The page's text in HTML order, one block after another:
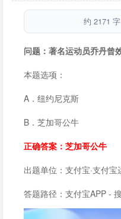
约 2171
问题：著名运动员乔丹曾
本题选项：
A．纽约尼克斯
B．芝加哥公牛
正确答案：芝加哥公牛
出题单位：支付宝·支付宝
答题路径：支付宝APP -